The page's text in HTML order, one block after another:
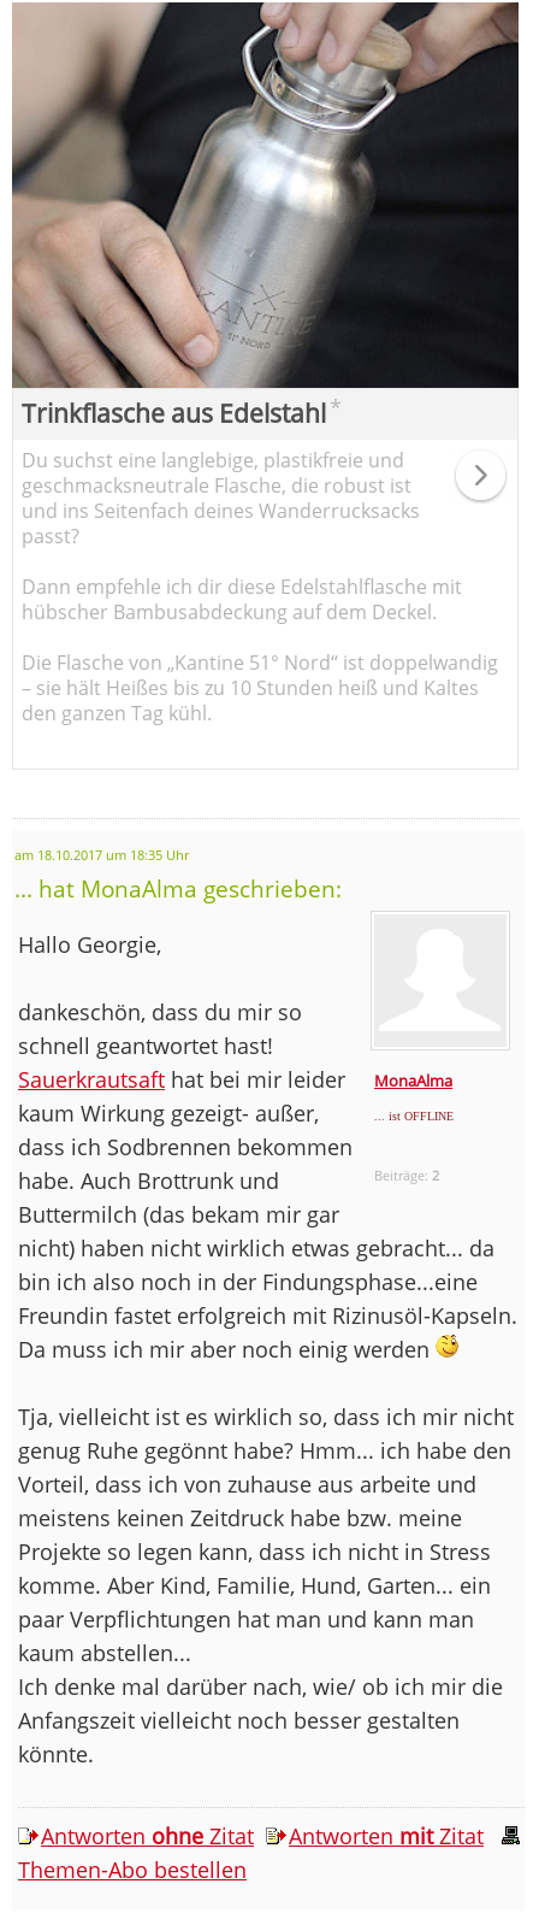
Trinkflasche aus Edelstahl*
Du suchst eine langlebige, plastikfreie und
geschmacksneutrale Flasche, die robust ist
und ins Seitenfach deines Wanderrucksacks
passt?
Dann empfehle ich dir diese Edelstahlflasche mit
hübscher Bambusabdeckung auf dem Deckel.
Die Flasche von „Kantine 51° Nord“ ist doppelwandig
– sie hält Heißes bis zu 10 Stunden heiß und Kaltes
den ganzen Tag kühl.
am 18.10.2017 um 18:35 Uhr
... hat MonaAlma geschrieben:
MonaAlma
... ist OFFLINE
Beiträge: 2
Hallo Georgie,
dankeschön, dass du mir so
schnell geantwortet hast!
Sauerkrautsaft hat bei mir leider
kaum Wirkung gezeigt- außer,
dass ich Sodbrennen bekommen
habe. Auch Brottrunk und
Buttermilch (das bekam mir gar
nicht) haben nicht wirklich etwas gebracht... da
bin ich also noch in der Findungsphase...eine
Freundin fastet erfolgreich mit Rizinusöl-Kapseln.
Da muss ich mir aber noch einig werden
Tja, vielleicht ist es wirklich so, dass ich mir nicht
genug Ruhe gegönnt habe? Hmm... ich habe den
Vorteil, dass ich von zuhause aus arbeite und
meistens keinen Zeitdruck habe bzw. meine
Projekte so legen kann, dass ich nicht in Stress
komme. Aber Kind, Familie, Hund, Garten... ein
paar Verpflichtungen hat man und kann man
kaum abstellen...
Ich denke mal darüber nach, wie/ ob ich mir die
Anfangszeit vielleicht noch besser gestalten
könnte.
Antworten ohne Zitat Antworten mitZitat
Themen-Abo bestellen